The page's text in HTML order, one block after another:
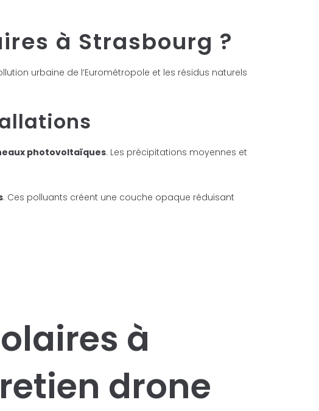
à Strasbourg ?
urbaine de l’Eurométropole et les résidus naturels
photovoltaïques. Les précipitations moyennes et
. Ces polluants créent une couche opaque réduisant
à
drone